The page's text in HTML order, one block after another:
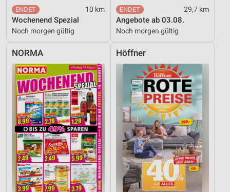
10 km
Wochenend Spezial
Noch morgen gültig
29,7 km
Angebote ab 03.08.
Noch morgen gültig
NORMA Höffner